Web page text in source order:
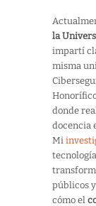
la
impartí
misma
donde
docencia
Mi
públicos
cómo el